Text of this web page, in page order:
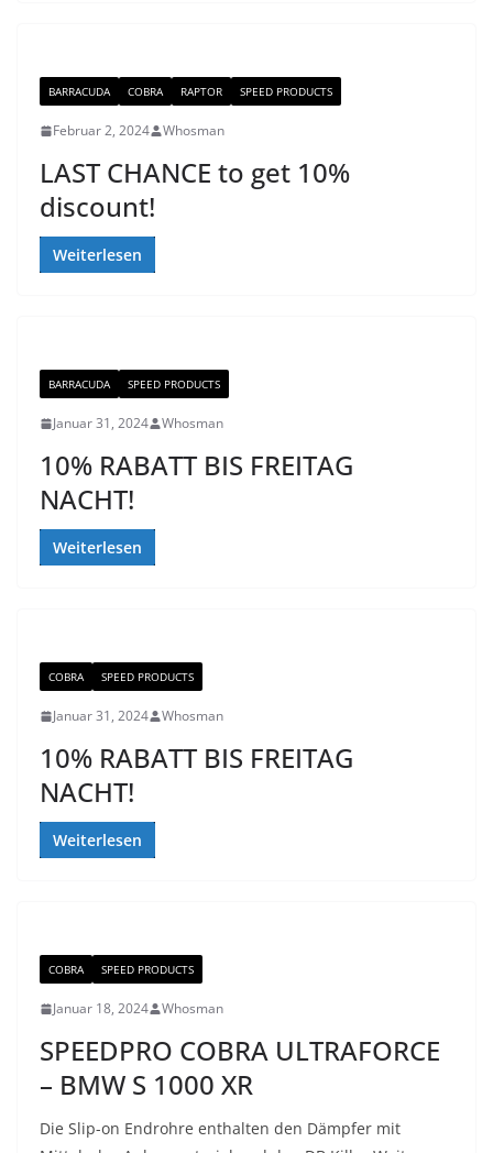
BARRACUDA COBRA RAPTOR SPEED PRODUCTS
Februar 2, 2024 Whosman
LAST CHANCE to get 10%
discount!
Weiterlesen
BARRACUDA SPEED PRODUCTS
Januar 31, 2024 Whosman
10% RABATT BIS FREITAG
NACHT!
Weiterlesen
COBRA SPEED PRODUCTS
Januar 31, 2024 Whosman
10% RABATT BIS FREITAG
NACHT!
Weiterlesen
COBRA SPEED PRODUCTS
Januar 18, 2024 Whosman
SPEEDPRO COBRA ULTRAFORCE
– BMW S 1000 XR
Die Slip-on Endrohre enthalten den Dämpfer mit